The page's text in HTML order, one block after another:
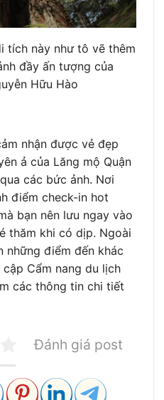
tích này như tô vẽ thêm
đầy ấn tượng của
Hữu Hào
nhận được vẻ đẹp
ả của Lăng mộ Quận
các bức ảnh. Nơi
điểm check-in hot
bạn nên lưu ngay vào
thăm khi có dịp. Ngoài
những điểm đến khác
Cẩm nang du lịch
các thông tin chi tiết
Đánh giá post